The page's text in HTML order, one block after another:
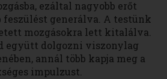
ezáltal nagyobb erőt
feszülést generálva. A testünk
mozgásokra lett kitalálva.
együtt dolgozni viszonylag
annál több kapja meg a
impulzust.